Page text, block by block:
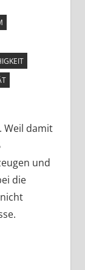
Weil damit
und
die